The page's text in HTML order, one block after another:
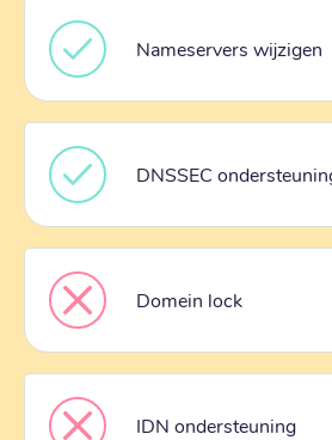
Nameservers wijzigen
DNSSEC
Domein lock
IDN ondersteuning